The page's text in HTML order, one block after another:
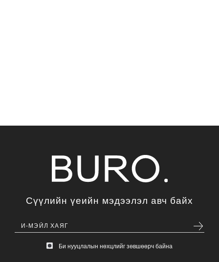
Сүүлийн үеийн мэдээлэл авч байх
Би нууцлалын нөхцлийг зөвшөөрч байна